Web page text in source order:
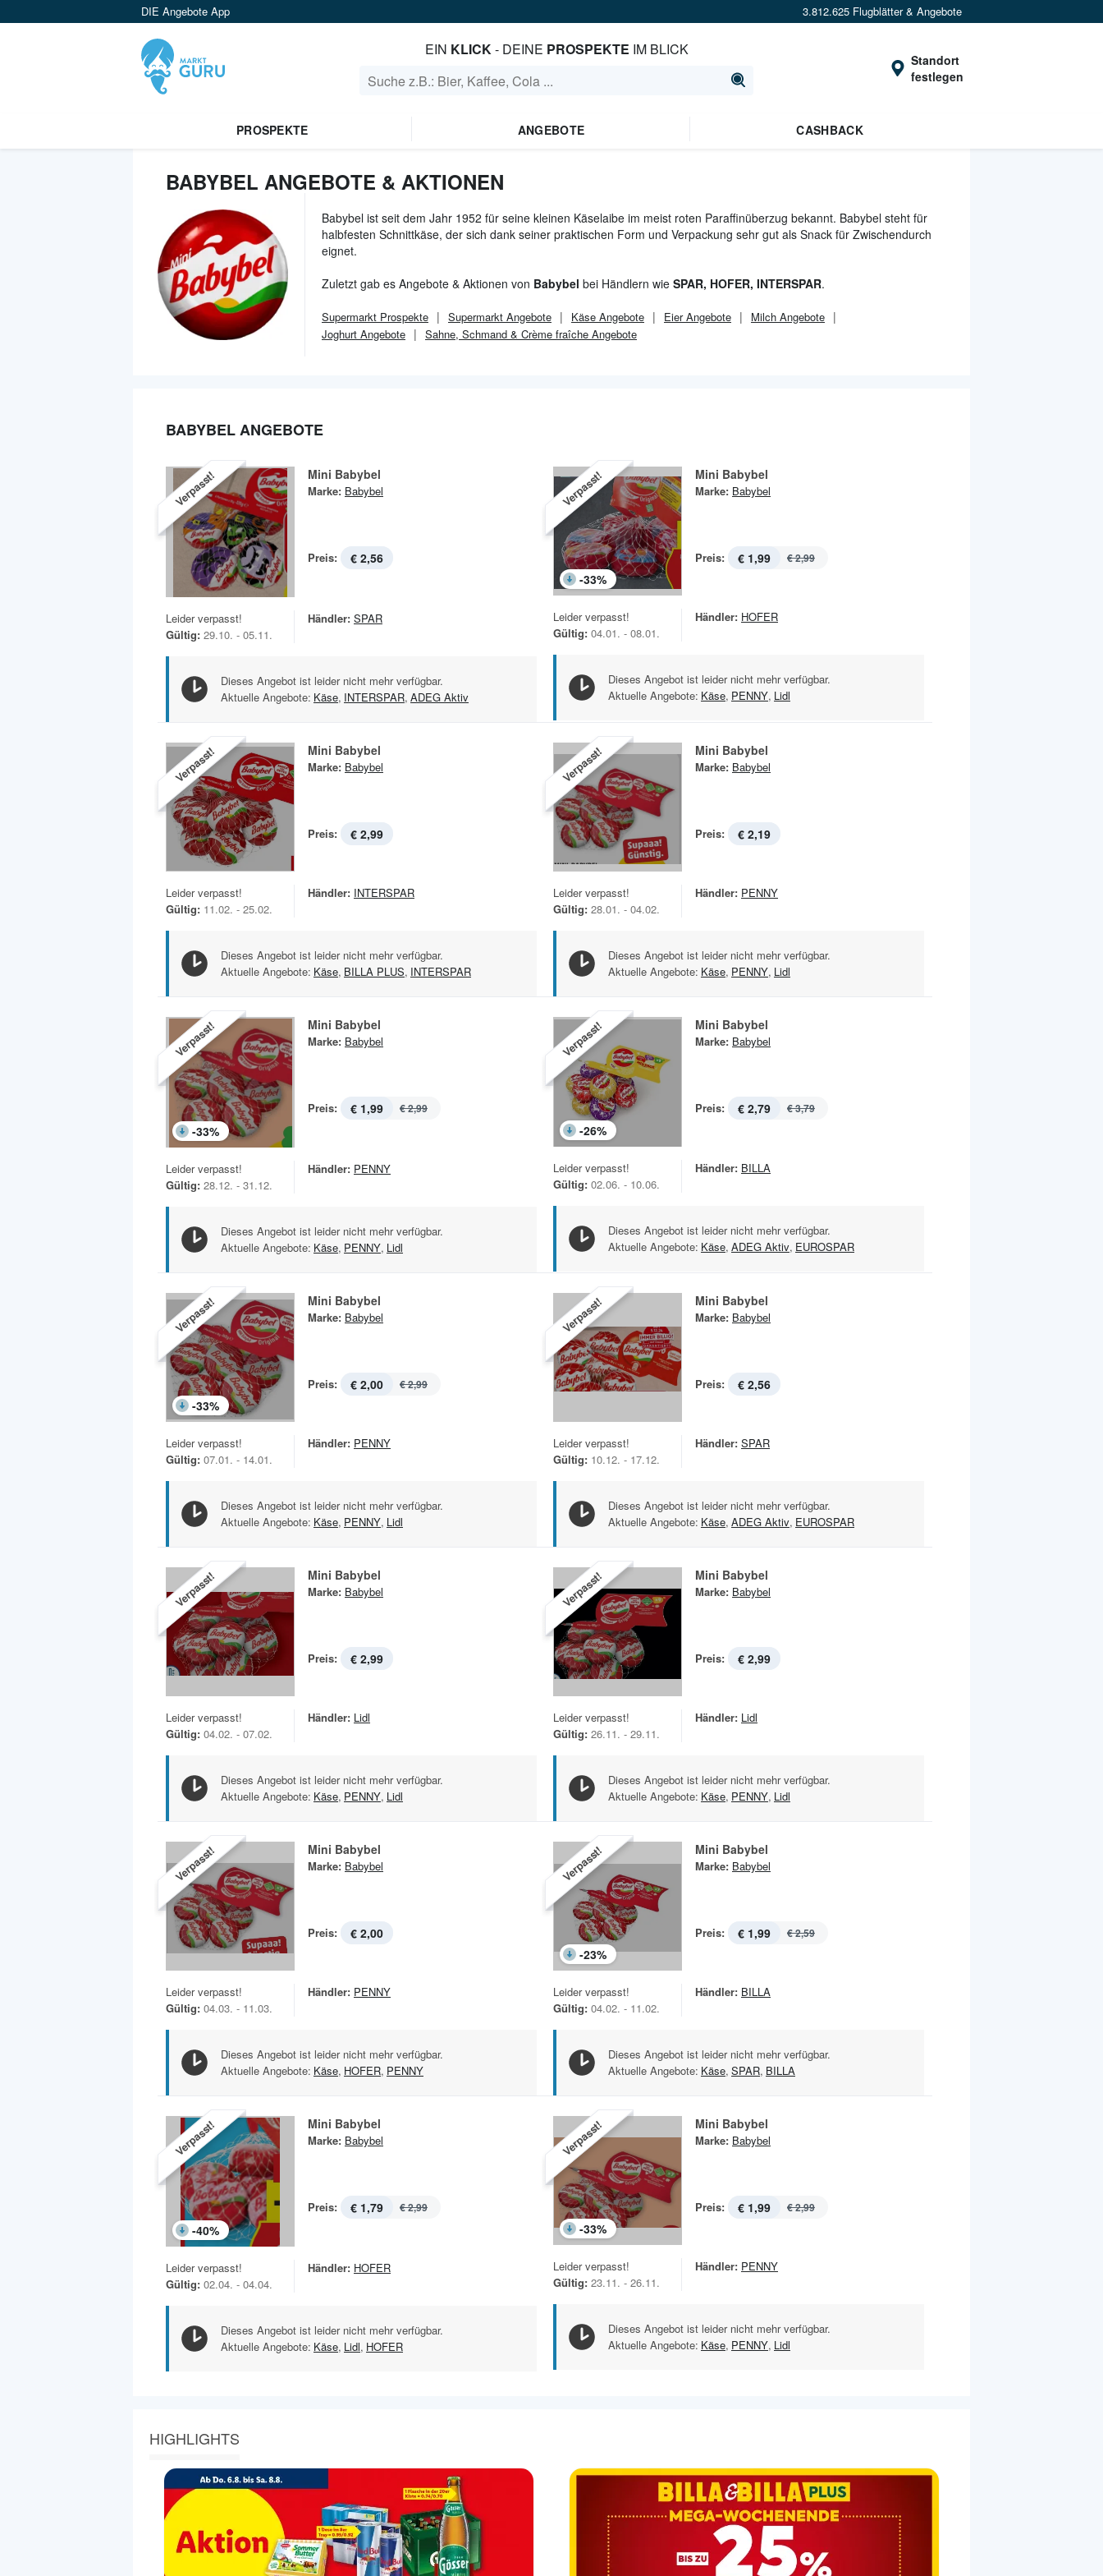
DIE Angebote App 3.812.625 Flugblätter & Angebote
EIN KLICK- DEINE PROSPEKTE IM BLICK
Standort
festlegen
PROSPEKTE ANGEBOTE CASHBACK
BABYBEL ANGEBOTE & AKTIONEN
Babybel ist seit dem Jahr 1952 für seine kleinen Käselaibe im meist roten Paraffinüberzug bekannt. Babybel steht für
halbfesten Schnittkäse, der sich dank seiner praktischen Form und Verpackung sehr gut als Snack für Zwischendurch
eignet.
Zuletzt gab es Angebote & Aktionen von Babybel bei Händlern wie SPAR, HOFER, INTERSPAR.
Supermarkt Prospekte Supermarkt Angebote Käse Angebote Eier Angebote
Milch Angebote
Joghurt Angebote
Sahne, Schmand & Crème fraîche Angebote
BABYBEL ANGEBOTE
Verpasst! Mini Babybel
Marke: Babybel
Preis: € 2,56
Leider verpasst!
Gültig: 29.10. - 05.11.
Händler: SPAR
Dieses Angebot ist leider nicht mehr verfügbar.
Aktuelle Angebote: Käse, INTERSPAR, ADEG Aktiv
Verpasst!
-33%
Mini Babybel
Marke: Babybel
Preis: € 1,99 € 2,99
Leider verpasst!
Gültig: 04.01. - 08.01.
Händler: HOFER
Dieses Angebot ist leider nicht mehr verfügbar.
Aktuelle Angebote: Käse, PENNY, Lidl
Verpasst! Mini Babybel
Marke: Babybel
Preis: € 2,99
Leider verpasst!
Gültig: 11.02. - 25.02.
Händler: INTERSPAR
Dieses Angebot ist leider nicht mehr verfügbar.
Aktuelle Angebote: Käse, BILLA PLUS, INTERSPAR
Verpasst! Mini Babybel
Marke: Babybel
Preis: € 2,19
Leider verpasst!
Gültig: 28.01. - 04.02.
Händler: PENNY
Dieses Angebot ist leider nicht mehr verfügbar.
Aktuelle Angebote: Käse, PENNY, Lidl
Verpasst!
-33%
Mini Babybel
Marke: Babybel
Preis: € 1,99 € 2,99
Leider verpasst!
Gültig: 28.12. - 31.12.
Händler: PENNY
Dieses Angebot ist leider nicht mehr verfügbar.
Aktuelle Angebote: Käse, PENNY, Lidl
Verpasst!
-26%
Mini Babybel
Marke: Babybel
Preis: € 2,79 € 3,79
Leider verpasst!
Gültig: 02.06. - 10.06.
Händler: BILLA
Dieses Angebot ist leider nicht mehr verfügbar.
Aktuelle Angebote: Käse, ADEG Aktiv, EUROSPAR
Verpasst!
-33%
Mini Babybel
Marke: Babybel
Preis: € 2,00 € 2,99
Leider verpasst!
Gültig: 07.01. - 14.01.
Händler: PENNY
Dieses Angebot ist leider nicht mehr verfügbar.
Aktuelle Angebote: Käse, PENNY, Lidl
Verpasst! Mini Babybel
Marke: Babybel
Preis: € 2,56
Leider verpasst!
Gültig: 10.12. - 17.12.
Händler: SPAR
Dieses Angebot ist leider nicht mehr verfügbar.
Aktuelle Angebote: Käse, ADEG Aktiv, EUROSPAR
Verpasst! Mini Babybel
Marke: Babybel
Preis: € 2,99
Leider verpasst!
Gültig: 04.02. - 07.02.
Händler: Lidl
Dieses Angebot ist leider nicht mehr verfügbar.
Aktuelle Angebote: Käse, PENNY, Lidl
Verpasst! Mini Babybel
Marke: Babybel
Preis: € 2,99
Leider verpasst!
Gültig: 26.11. - 29.11.
Händler: Lidl
Dieses Angebot ist leider nicht mehr verfügbar.
Aktuelle Angebote: Käse, PENNY, Lidl
Verpasst! Mini Babybel
Marke: Babybel
Preis: € 2,00
Leider verpasst!
Gültig: 04.03. - 11.03.
Händler: PENNY
Dieses Angebot ist leider nicht mehr verfügbar.
Aktuelle Angebote: Käse, HOFER, PENNY
Verpasst!
-23%
Mini Babybel
Marke: Babybel
Preis: € 1,99 € 2,59
Leider verpasst!
Gültig: 04.02. - 11.02.
Händler: BILLA
Dieses Angebot ist leider nicht mehr verfügbar.
Aktuelle Angebote: Käse, SPAR, BILLA
Verpasst!
-40%
Mini Babybel
Marke: Babybel
Preis: € 1,79 € 2,99
Leider verpasst!
Gültig: 02.04. - 04.04.
Händler: HOFER
Dieses Angebot ist leider nicht mehr verfügbar.
Aktuelle Angebote: Käse, Lidl, HOFER
Verpasst!
-33%
Mini Babybel
Marke: Babybel
Preis: € 1,99 € 2,99
Leider verpasst!
Gültig: 23.11. - 26.11.
Händler: PENNY
Dieses Angebot ist leider nicht mehr verfügbar.
Aktuelle Angebote: Käse, PENNY, Lidl
HIGHLIGHTS